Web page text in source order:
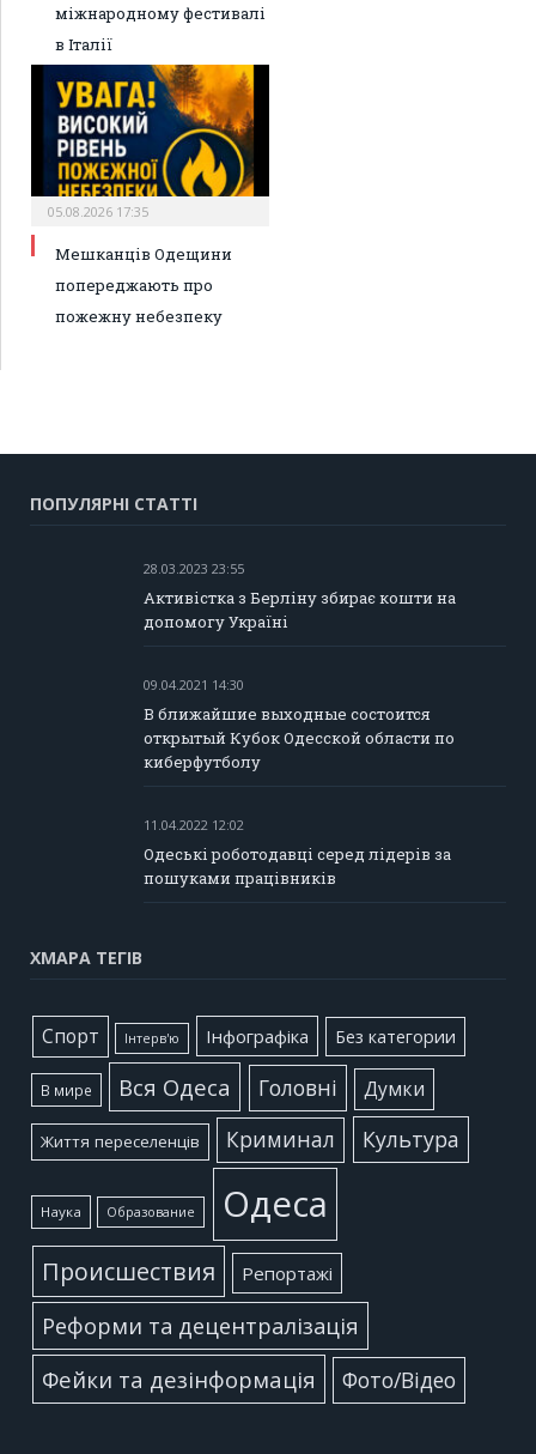
міжнародному фестивалі
в Італії
05.08.2026 17:35
Мешканців Одещини
попереджають про
пожежну небезпеку
ПОПУЛЯРНІ СТАТТІ
28.03.2023 23:55
Активістка з Берліну збирає кошти на
допомогу Україні
09.04.2021 14:30
В ближайшие выходные состоится
открытый Кубок Одесской области по
киберфутболу
11.04.2022 12:02
Одеські роботодавці серед лідерів за
пошуками працівників
ХМАРА ТЕГІВ
Cпорт Інтерв'ю Інфографіка Без категории
В мире Вся Одеса Головні Думки
Життя переселенців Криминал Культура
Наука Образование Одеса
Происшествия Репортажі
Реформи та децентралізація
Фейки та дезінформація
Фото/Відео